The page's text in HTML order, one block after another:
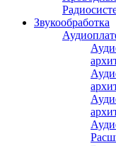
Звукообработка